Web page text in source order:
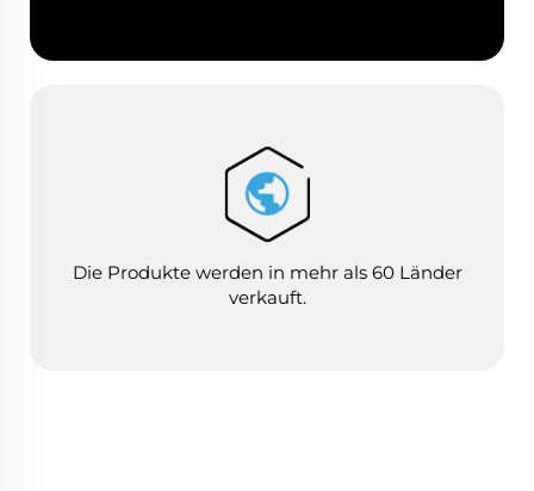
Die Produkte werden in mehr als 60 Länder
verkauft.